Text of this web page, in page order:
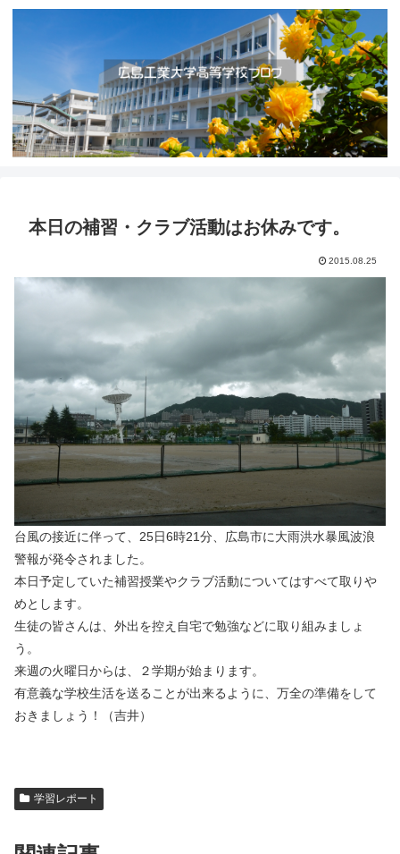
本日の補習・クラブ活動はお休みです。
2015.08.25
台風の接近に伴って、25日6時21分、広島市に大雨洪水暴風波浪
警報が発令されました。
本日予定していた補習授業やクラブ活動についてはすべて取りや
めとします。
生徒の皆さんは、外出を控え自宅で勉強などに取り組みましょ
う。
来週の火曜日からは、２学期が始まります。
有意義な学校生活を送ることが出来るように、万全の準備をして
おきましょう！（吉井）
学習レポート